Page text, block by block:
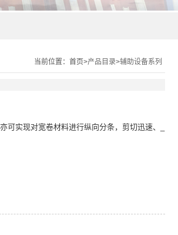
当前位置： 首页>产品目录>辅助设备系列
实现对宽卷材料进行纵向分条，剪切迅速、_